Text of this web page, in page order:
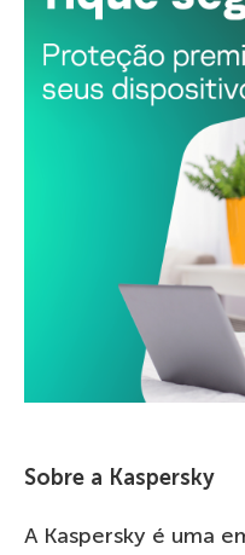
Sobre a Kaspersky
A Kaspersky é uma